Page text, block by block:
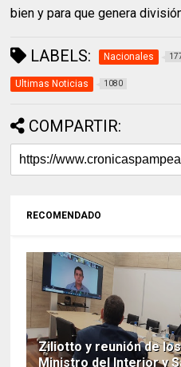
bien y para que genera
LABELS: Nacionales
Ultimas Noticias 1080
COMPARTIR:
RECOMENDADO
Ziliotto y reunión de
Ministro del Interior y